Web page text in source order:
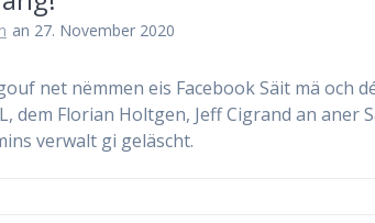
an 27. November 2020
net nëmmen eis Facebook Säit mä och
dem Florian Holtgen, Jeff Cigrand an aner
verwalt gi geläscht.